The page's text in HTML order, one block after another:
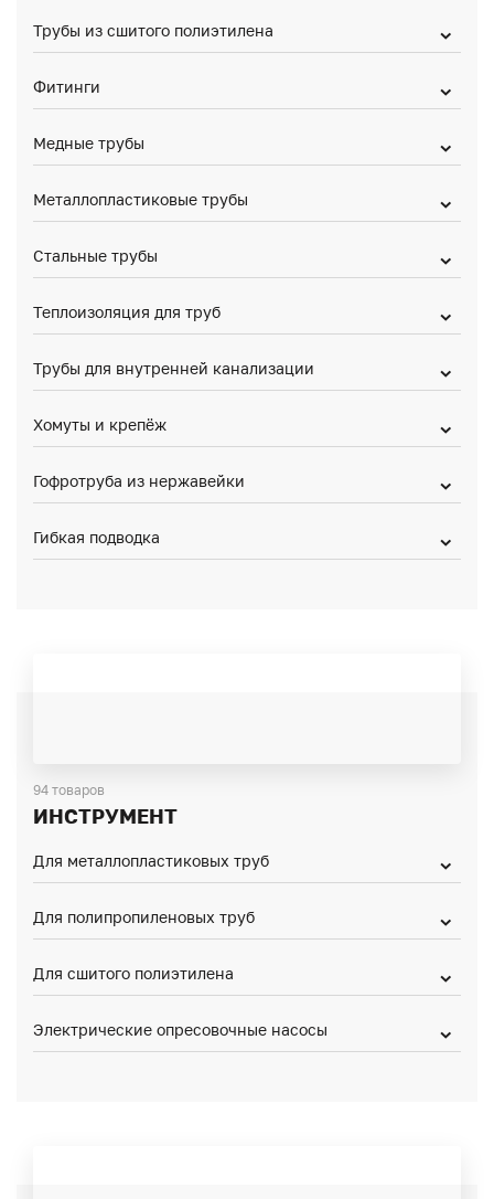
Трубы из сшитого полиэтилена
Фитинги
Медные трубы
Металлопластиковые трубы
Стальные трубы
Теплоизоляция для труб
Трубы для внутренней канализации
Хомуты и крепёж
Гофротруба из нержавейки
Гибкая подводка
94 товаров
ИНСТРУМЕНТ
Для металлопластиковых труб
Для полипропиленовых труб
Для сшитого полиэтилена
Электрические опресовочные насосы